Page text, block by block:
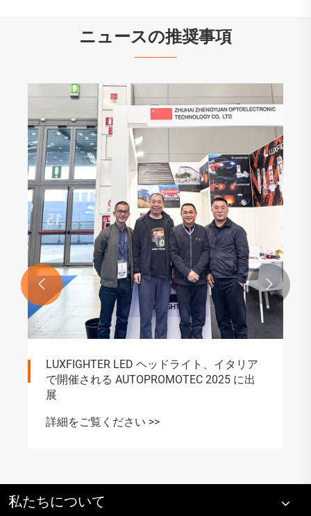
ニュースの推奨事項
LUXFIGHTER LED ヘッドライト、イタリア
で開催される AUTOPROMOTEC 2025 に出
展
詳細をご覧ください >>
 
私たちについて